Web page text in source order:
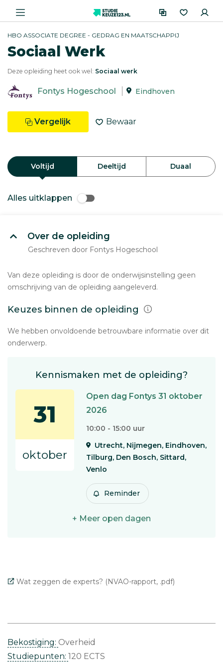
HBO ASSOCIATE DEGREE - GEDRAG EN MAATSCHAPPIJ
Sociaal Werk
Deze opleiding heet ook wel: Sociaal werk
Fontys Hogeschool Eindhoven
Vergelijk Bewaar
Voltijd Deeltijd Duaal
Alles uitklappen
Over de opleiding
Geschreven door Fontys Hogeschool
Van deze opleiding is door de onderwijsinstelling geen
omschrijving van de opleiding aangeleverd.
Keuzes binnen de opleiding
We hebben onvoldoende betrouwbare informatie over dit
onderwerp.
Kennismaken met de opleiding?
31
oktober
Open dag Fontys 31 oktober
2026
10:00 - 15:00 uur
Utrecht, Nijmegen, Eindhoven,
Tilburg, Den Bosch, Sittard,
Venlo
Reminder
+ Meer open dagen
Wat zeggen de experts? (NVAO-rapport, .pdf)
Bekostiging: Overheid
Studiepunten: 120 ECTS